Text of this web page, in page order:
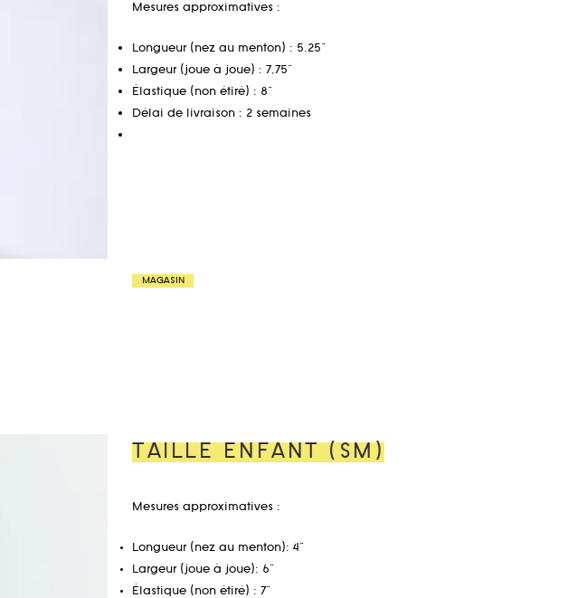
Mesures approximatives :
Longueur (nez au menton) : 5.25"
Largeur (joue à joue) : 7,75"
Élastique (non étiré) : 8"
Délai de livraison : 2 semaines
MAGASIN
TAILLE ENFANT (SM)
Mesures approximatives :
Longueur (nez au menton): 4"
Largeur (joue à joue): 6"
Élastique (non étiré) : 7"